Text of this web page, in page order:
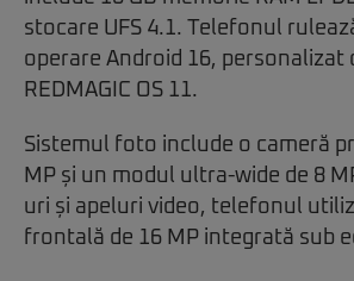
stocare UFS 4.1. Telefonul
operare Android 16, personalizat
REDMAGIC OS 11.
Sistemul foto include o cameră
MP și un modul ultra-wide de 8
uri și apeluri video, telefonul
frontală de 16 MP integrată sub